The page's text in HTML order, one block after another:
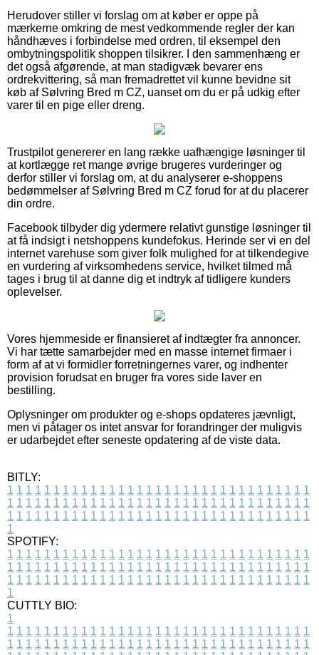
Herudover stiller vi forslag om at køber er oppe på
mærkerne omkring de mest vedkommende regler der kan
håndhæves i forbindelse med ordren, til eksempel den
ombytningspolitik shoppen tilsikrer. I den sammenhæng er
det også afgørende, at man stadigvæk bevarer ens
ordrekvittering, så man fremadrettet vil kunne bevidne sit
køb af Sølvring Bred m CZ, uanset om du er på udkig efter
varer til en pige eller dreng.
Trustpilot genererer en lang række uafhængige løsninger til
at kortlægge ret mange øvrige brugeres vurderinger og
derfor stiller vi forslag om, at du analyserer e-shoppens
bedømmelser af Sølvring Bred m CZ forud for at du placerer
din ordre.
Facebook tilbyder dig ydermere relativt gunstige løsninger til
at få indsigt i netshoppens kundefokus. Herinde ser vi en del
internet varehuse som giver folk mulighed for at tilkendegive
en vurdering af virksomhedens service, hvilket tilmed må
tages i brug til at danne dig et indtryk af tidligere kunders
oplevelser.
Vores hjemmeside er finansieret af indtægter fra annoncer.
Vi har tætte samarbejder med en masse internet firmaer i
form af at vi formidler forretningernes varer, og indhenter
provision forudsat en bruger fra vores side laver en
bestilling.
Oplysninger om produkter og e-shops opdateres jævnligt,
men vi påtager os intet ansvar for forandringer der muligvis
er udarbejdet efter seneste opdatering af de viste data.
BITLY:
1 1 1 1 1 1 1 1 1 1 1 1 1 1 1 1 1 1 1 1 1 1 1 1 1 1 1 1 1 1 1 1 1
1 1 1 1 1 1 1 1 1 1 1 1 1 1 1 1 1 1 1 1 1 1 1 1 1 1 1 1 1 1 1 1 1
1 1 1 1 1 1 1 1 1 1 1 1 1 1 1 1 1 1 1 1 1 1 1 1 1 1 1 1 1 1 1 1 1
1
SPOTIFY:
1 1 1 1 1 1 1 1 1 1 1 1 1 1 1 1 1 1 1 1 1 1 1 1 1 1 1 1 1 1 1 1 1
1 1 1 1 1 1 1 1 1 1 1 1 1 1 1 1 1 1 1 1 1 1 1 1 1 1 1 1 1 1 1 1 1
1 1 1 1 1 1 1 1 1 1 1 1 1 1 1 1 1 1 1 1 1 1 1 1 1 1 1 1 1 1 1 1 1
1
CUTTLY BIO:
1
1 1 1 1 1 1 1 1 1 1 1 1 1 1 1 1 1 1 1 1 1 1 1 1 1 1 1 1 1 1 1 1 1
1 1 1 1 1 1 1 1 1 1 1 1 1 1 1 1 1 1 1 1 1 1 1 1 1 1 1 1 1 1 1 1 1